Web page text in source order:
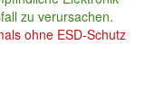
zu verursachen.
ohne ESD-Schutz